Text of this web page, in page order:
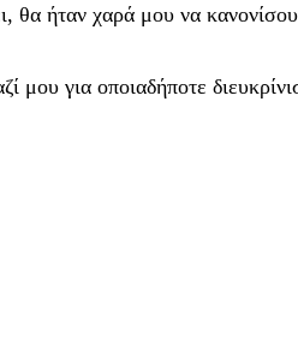
θα ήταν χαρά μου να
μου για οποιαδήποτε